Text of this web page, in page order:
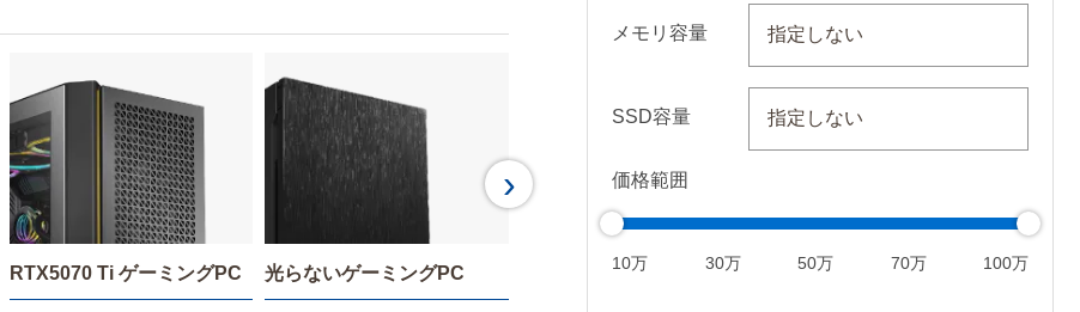
RTX5070 Ti ゲーミングPC 光らないゲーミングPC RTX5090 ゲーミングPC
Ryzen 9 9950X3D ゲーミン
›
メモリ容量
SSD容量
価格範囲
10万 30万 50万 70万 100万